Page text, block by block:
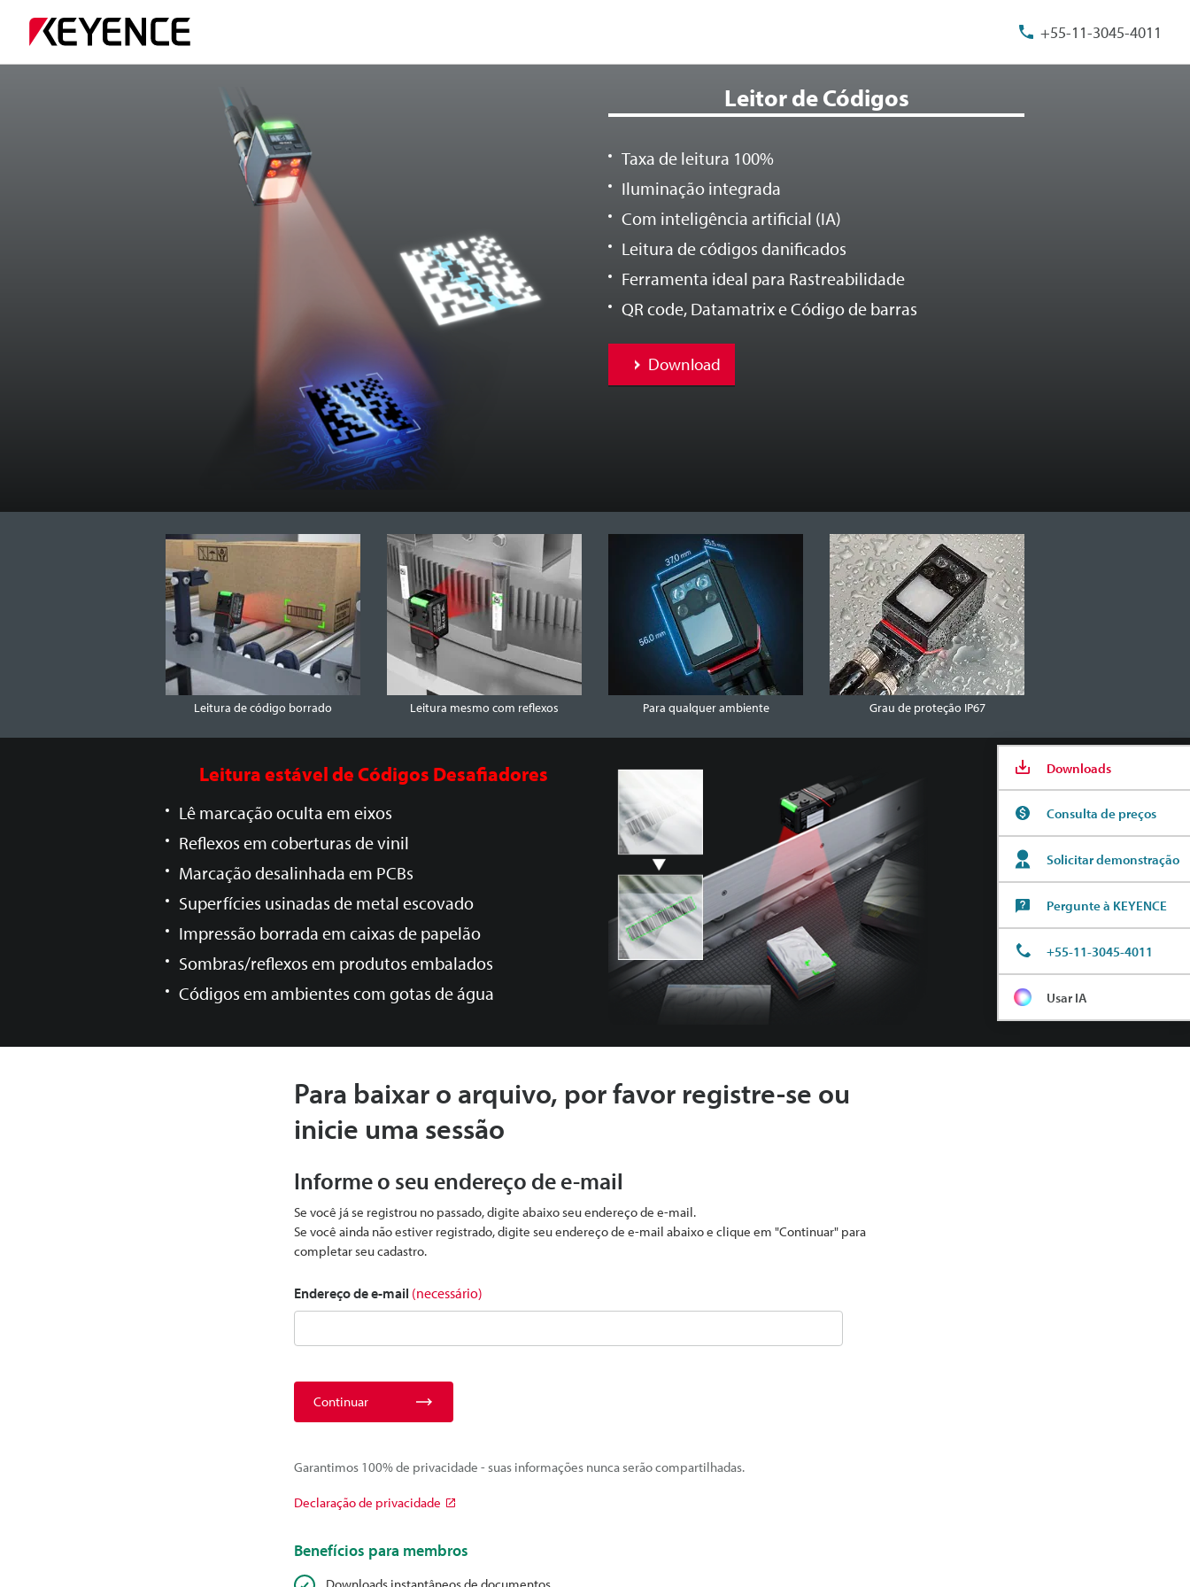
+55-11-3045-4011
Leitor de Códigos
Taxa de leitura 100%
Iluminação integrada
Com inteligência artificial (IA)
Leitura de códigos danificados
Ferramenta ideal para Rastreabilidade
QR code, Datamatrix e Código de barras
Download
Leitura de código borrado Leitura mesmo com reflexos Para qualquer ambiente Grau de proteção IP67
Leitura estável deCódigos Desafiadores
Lê marcação oculta em eixos
Reflexos em coberturas de vinil
Marcação desalinhada em PCBs
Superfícies usinadas de metal escovado
Impressão borrada em caixas de papelão
Sombras/reflexos em produtos embalados
Códigos em ambientes com gotas de água
Para baixar o arquivo, por favor registre-se ou
inicie uma sessão
Informe o seu endereço de e-mail
Se você já se registrou no passado, digite abaixo seu endereço de e-mail.
Se você ainda não estiver registrado, digite seu endereço de e-mail abaixo e clique em "Continuar" para
completar seu cadastro.
Endereço de e-mail (necessário)
Continuar
Garantimos 100% de privacidade - suas informações nunca serão compartilhadas.
Declaração de privacidade
Benefícios para membros
Downloads
Consulta de preços
Solicitar demonstração
Pergunte à KEYENCE
+55-11-3045-4011
Usar IA